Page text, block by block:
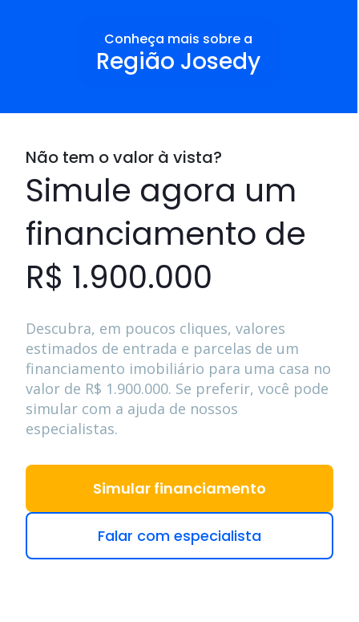
Conheça mais sobre a
Região Josedy
Não tem o valor à vista?
Simule agora um
financiamento de
R$ 1.900.000
Descubra, em poucos cliques, valores
estimados de entrada e parcelas de um
financiamento imobiliário para uma casa no
valor de R$ 1.900.000. Se preferir, você pode
simular com a ajuda de nossos
especialistas.
Simular financiamento
Falar com especialista